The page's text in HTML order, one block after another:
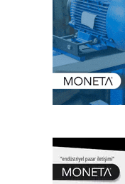
“Günümüzde Türk
üzere enerjiden
kadar tüm
ve ileri mühendislik
sayıda bilimsel ve
sıra aynı zamanda
3000 adet geminin
ekonomisinin can